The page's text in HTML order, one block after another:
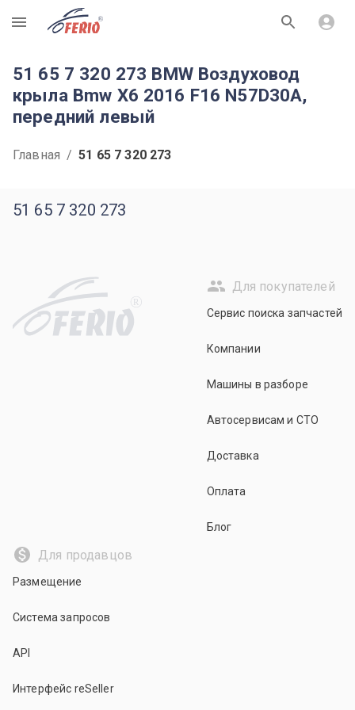
R
51 65 7 320 273 BMW Воздуховод
крыла Bmw X6 2016 F16 N57D30A,
передний левый
Главная / 51 65 7 320 273
51 65 7 320 273
R
Для покупателей
Сервис поиска запчастей
Компании
Машины в разборе
Автосервисам и СТО
Доставка
Оплата
Блог
Для продавцов
Размещение
Система запросов
API
Интерфейс reSeller